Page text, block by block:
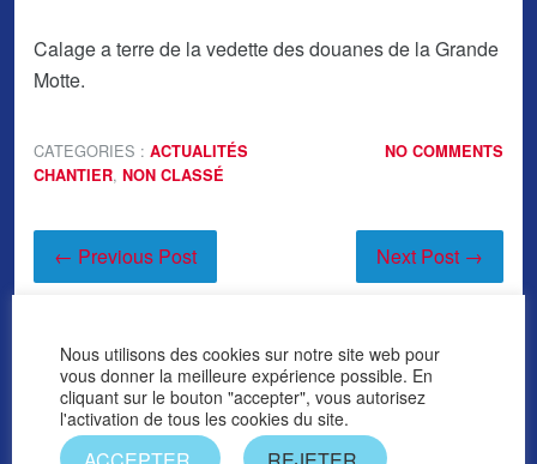
Calage a terre de la vedette des douanes de la Grande
Motte.
NO COMMENTS
CATEGORIES : ACTUALITÉS
CHANTIER, NON CLASSÉ
Next Post →
← Previous Post
Nous utilisons des cookies sur notre site web pour
vous donner la meilleure expérience possible. En
cliquant sur le bouton "accepter", vous autorisez
l'activation de tous les cookies du site.